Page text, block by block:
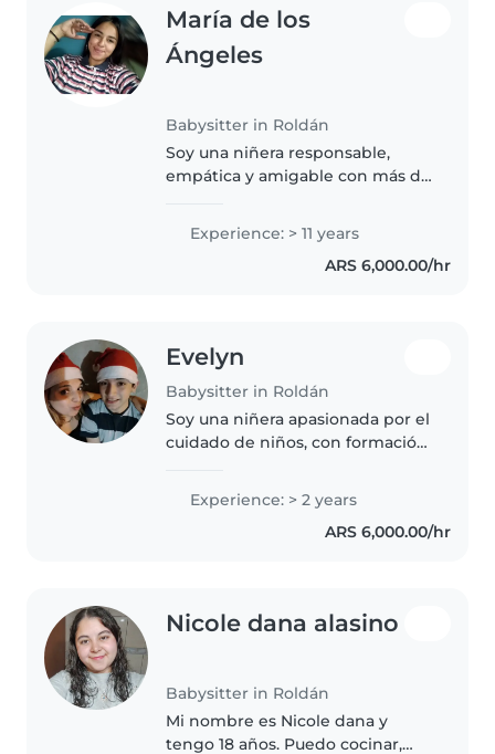
María de los
Ángeles
Babysitter in Roldán
Soy una niñera responsable,
empática y amigable con más de
niños de todas las edades, desde
bebés hasta adolescentes. Tengo
habilidades en dibujo, lectura,..
Experience: > 11 years
ARS 6,000.00/hr
Evelyn
Babysitter in Roldán
Soy una niñera apasionada por el
cuidado de niños, con formación
de experiencia trabajando con
pequeños de jardín y primaria.
Me encanta organizar
Experience: > 2 years
ARS 6,000.00/hr
Nicole dana alasino
Babysitter in Roldán
Mi nombre es Nicole dana y
tengo 18 años. Puedo cocinar,